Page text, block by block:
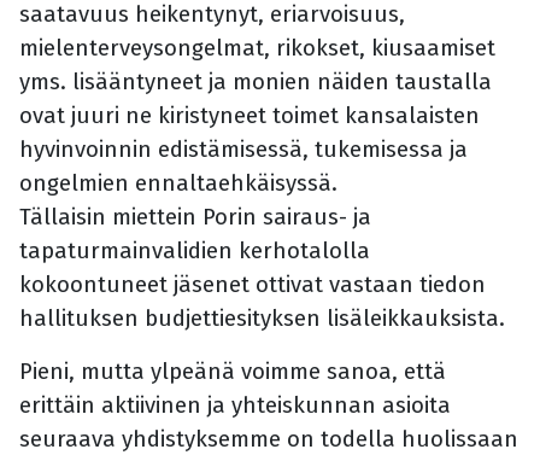
saatavuus heikentynyt, eriarvoisuus,
mielenterveysongelmat, rikokset, kiusaamiset
yms. lisääntyneet ja monien näiden taustalla
ovat juuri ne kiristyneet toimet kansalaisten
hyvinvoinnin edistämisessä, tukemisessa ja
ongelmien ennaltaehkäisyssä.
Tällaisin miettein Porin sairaus- ja
tapaturmainvalidien kerhotalolla
kokoontuneet jäsenet ottivat vastaan tiedon
hallituksen budjettiesityksen lisäleikkauksista.
Pieni, mutta ylpeänä voimme sanoa, että
erittäin aktiivinen ja yhteiskunnan asioita
seuraava yhdistyksemme on todella huolissaan